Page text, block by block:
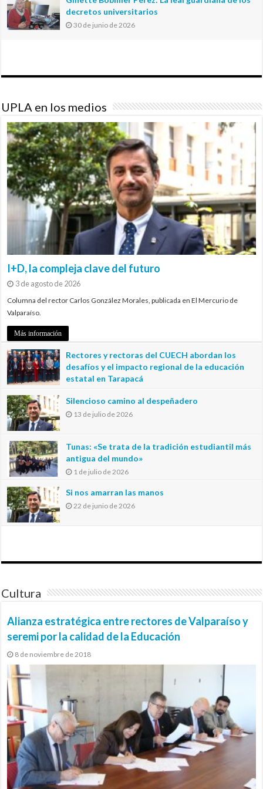
decretos universitarios
30 de junio de 2026
UPLA en los medios
I+D, la compleja clave del futuro
3 de agosto de 2026
Columna del rector Carlos González Morales, publicada en El Mercurio de
Valparaíso.
Más información
Rectores y rectoras del CUECH abordan los
desafíos y el impacto regional de la educación
estatal en Tarapacá
Silencioso camino al despeñadero
13 de julio de 2026
Tunas: «Se trata de la tradición estudiantil más
antigua del mundo»
1 de julio de 2026
Si nos amarran las manos
22 de junio de 2026
Cultura
Alianza estratégica entre rectores de Valparaíso y
seremi por la calidad de la Educación
8 de noviembre de 2018